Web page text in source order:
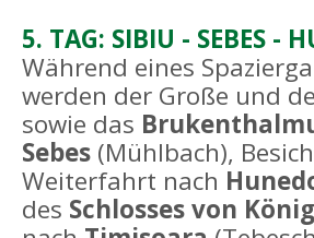
5. TAG: SIBIU - SEBES -
Während eines
werden der Große und
sowie das
Sebes (Mühlbach),
Weiterfahrt nach
des Schlosses von